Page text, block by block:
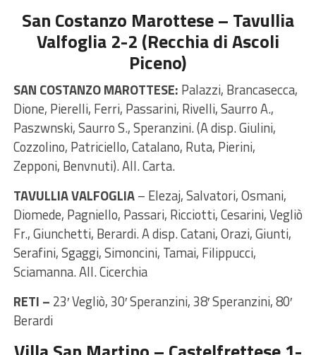
San Costanzo Marottese – Tavullia
Valfoglia 2-2 (Recchia di Ascoli
Piceno)
SAN COSTANZO MAROTTESE: Palazzi, Brancasecca,
Dione, Pierelli, Ferri, Passarini, Rivelli, Saurro A.,
Paszwnski, Saurro S., Speranzini. (A disp. Giulini,
Cozzolino, Patriciello, Catalano, Ruta, Pierini,
Zepponi, Benvnuti). All. Carta.
TAVULLIA VALFOGLIA– Elezaj, Salvatori, Osmani,
Diomede, Pagniello, Passari, Ricciotti, Cesarini, Vegliò
Fr., Giunchetti, Berardi. A disp. Catani, Orazi, Giunti,
Serafini, Sgaggi, Simoncini, Tamai, Filippucci,
Sciamanna. All. Cicerchia
RETI – 23′ Vegliò, 30′ Speranzini, 38′ Speranzini, 80′
Berardi